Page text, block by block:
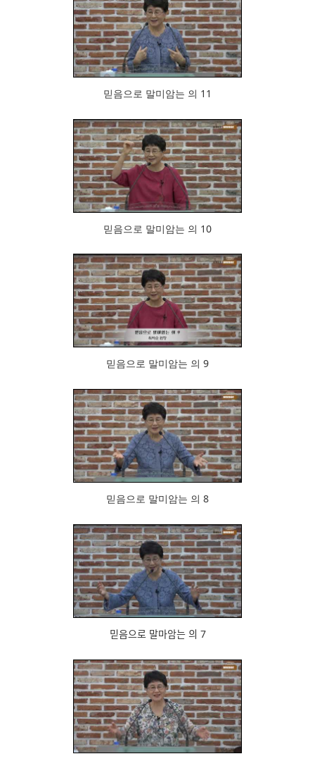
817
믿음으로 말미암는 의 11
555
믿음으로 말미암는 의 10
835
믿음으로 말미암는 의 9
926
믿음으로 말미암는 의 8
830
믿음으로 말마암는 의 7
765